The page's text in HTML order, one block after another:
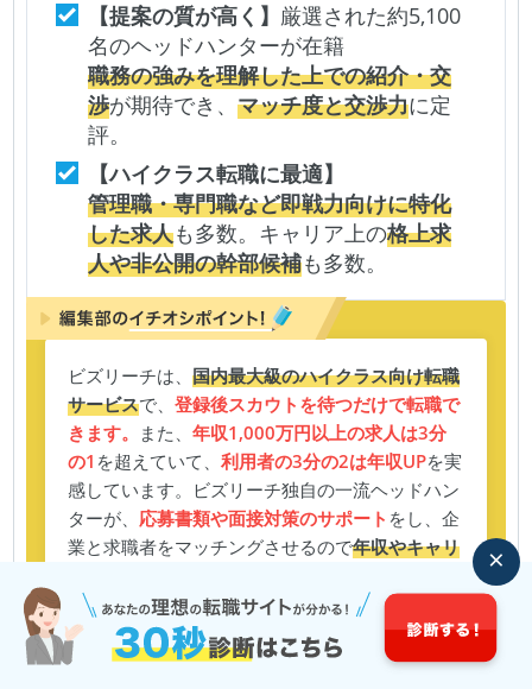
【提案の質が高く】 厳選された約5,100
名のヘッドハンターが在籍
職務の強みを理解した上での紹介・交
渉が期待でき、マッチ度と交渉力に定
評。
【ハイクラス転職に最適】
管理職・専門職など即戦力向けに特化
した求人も多数。キャリア上の格上求
人や非公開の幹部候補も多数。
ビズリーチは、国内最大級のハイクラス向け転職
サービスで、登録後スカウトを待つだけで転職で
きます。 また、年収1,000万円以上の求人は3分
の1 を超えていて、利用者の3分の2は年収UPを実
感しています。ビズリーチ独自の一流ヘッドハン
ターが、 応募書類や面接対策のサポート をし、企
業と求職者をマッチングさせるので年収やキャリ
す。
×